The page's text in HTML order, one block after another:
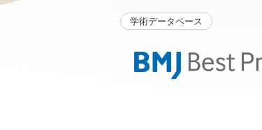
学術データベース